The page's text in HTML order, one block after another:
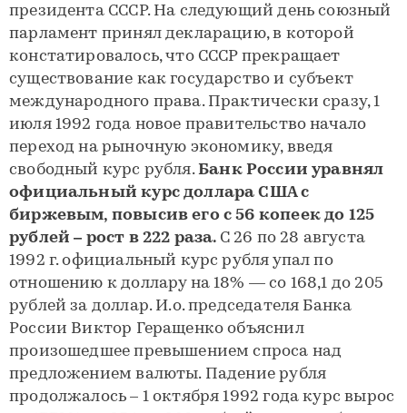
президента СССР. На следующий день союзный
парламент принял декларацию, в которой
констатировалось, что СССР прекращает
существование как государство и субъект
международного права. Практически сразу, 1
июля 1992 года новое правительство начало
переход на рыночную экономику, введя
свободный курс рубля.Банк России уравнял
официальный курс доллара США с
биржевым, повысив его с 56 копеек до 125
рублей – рост в 222 раза. С 26 по 28 августа
1992 г. официальный курс рубля упал по
отношению к доллару на 18% — со 168,1 до 205
рублей за доллар. И.о. председателя Банка
России Виктор Геращенко объяснил
произошедшее превышением спроса над
предложением валюты. Падение рубля
продолжалось – 1 октября 1992 года курс вырос